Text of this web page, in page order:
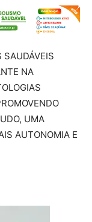
SAUDÁVEIS
NA
UMA
AUTONOMIA E